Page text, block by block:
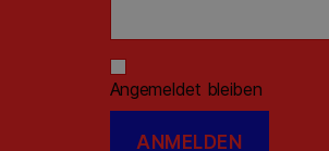
Angemeldet bleiben